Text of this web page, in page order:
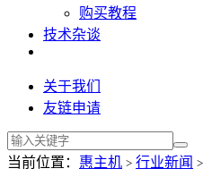
购买教程
技术杂谈
关于我们
友链申请
当前位置： 惠主机 > 行业新闻 >